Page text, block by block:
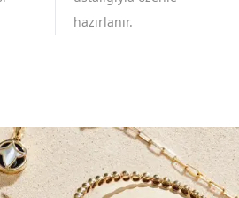
hazırlanır.